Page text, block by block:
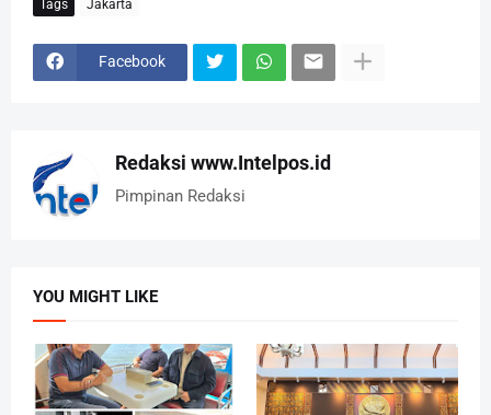
Tags Jakarta
Facebook
Redaksi www.Intelpos.id
Pimpinan Redaksi
YOU MIGHT LIKE